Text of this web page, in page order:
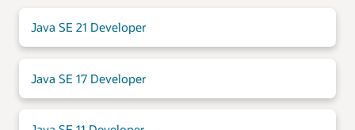
Java SE 21 Developer
Java SE 17 Developer